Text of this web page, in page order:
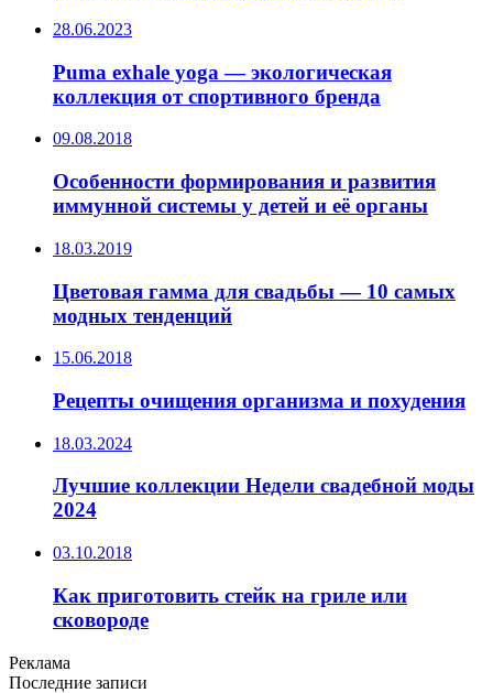
28.06.2023
Puma exhale yoga — экологическая
коллекция от спортивного бренда
09.08.2018
Особенности формирования и развития
иммунной системы у детей и её органы
18.03.2019
Цветовая гамма для свадьбы — 10 самых
модных тенденций
15.06.2018
Рецепты очищения организма и похудения
18.03.2024
Лучшие коллекции Недели свадебной моды
2024
03.10.2018
Как приготовить стейк на гриле или
сковороде
Реклама
Последние записи